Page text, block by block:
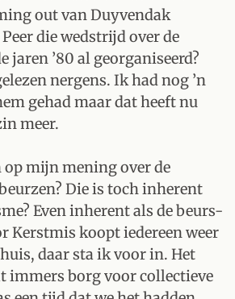
out van Duyvendak
die wedstrijd over de
jaren ’80 al georganiseerd?
nergens. Ik had nog ’n
gehad maar dat heeft nu
meer.
op mijn mening over de
Die is toch inherent
Even inherent als de beurs-
Kerstmis koopt iedereen weer
daar sta ik voor in. Het
immers borg voor collectieve